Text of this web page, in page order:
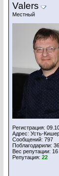
Valers
Местный
Регистрация:
Адрес: Усть-
Сообщений: 797
Поблагодарили:
Вес репутации: 16
Репутация: 22